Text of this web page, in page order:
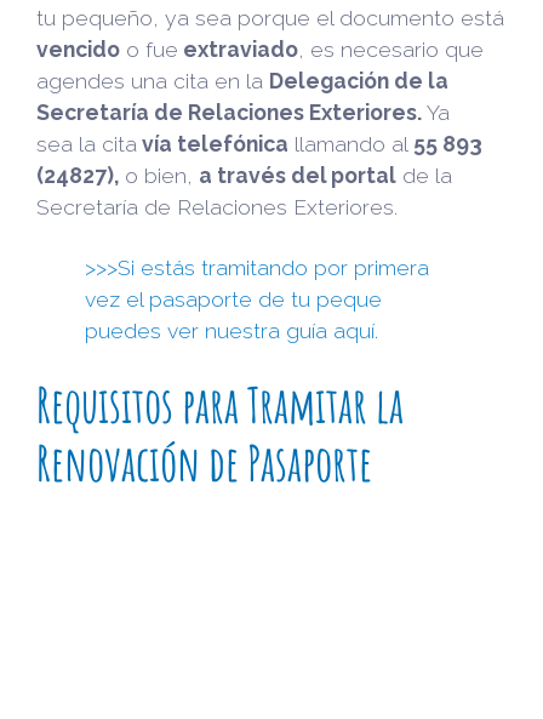
tu pequeño, ya sea porque el documento está
vencido o fue extraviado , es necesario que
agendes una cita en la Delegación de la
Secretaría de Relaciones Exteriores.Ya
sea la cita vía telefónica llamando al 55 893
(24827), o bien, a través del portal de la
Secretaría de Relaciones Exteriores.
>>>Si estás tramitando por primera
vez el pasaporte de tu peque
puedes ver nuestra guía aquí.
Requisitos para Tramitar la
Renovación de Pasaporte